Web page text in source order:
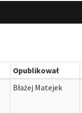
Opublikował
Błażej Matejek